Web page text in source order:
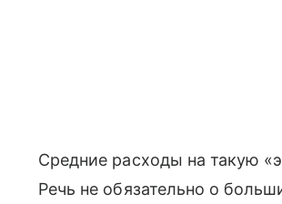
Средние расходы на такую
Речь не обязательно о